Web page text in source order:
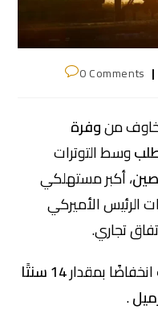
0 Comments
منوفرة
وسط التوترات
، أكبر مستهلكي
الرئيس الأميركي
تجاري.
انخفاضًا بمقدار
14 سنتًا
.